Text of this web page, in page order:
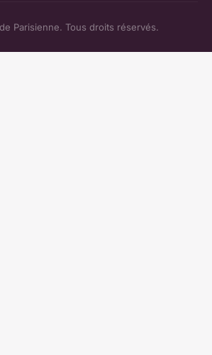
Parisienne. Tous droits réservés.